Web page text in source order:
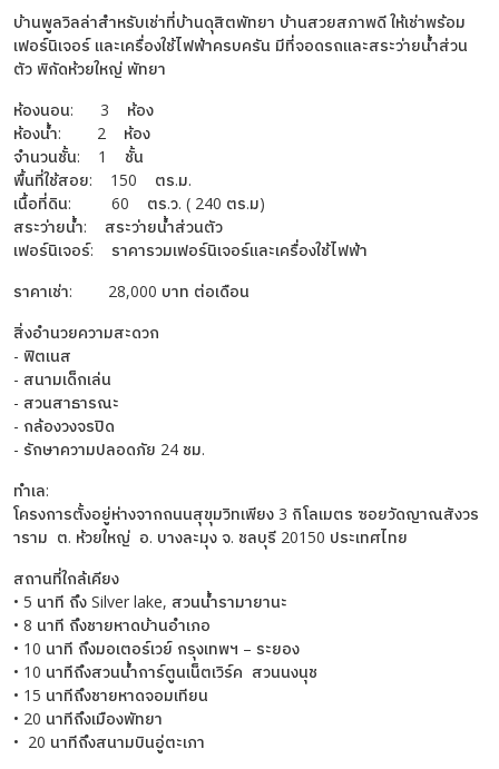
บ้านพูลวิลล่าสำหรับเช่าที่บ้านดุสิตพัทยา บ้านสวยสภาพดี ให้เช่าพร้อม
เฟอร์นิเจอร์ และเครื่องใช้ไฟฟ้าครบครัน มีที่จอดรถและสระว่ายน้ำส่วน
ตัว พิกัดห้วยใหญ่ พัทยา
ห้องนอน: 3 ห้อง
ห้องน้ำ: 2 ห้อง
จำนวนชั้น: 1 ชั้น
พื้นที่ใช้สอย: 150 ตร.ม.
เนื้อที่ดิน: 60 ตร.ว. ( 240 ตร.ม)
สระว่ายน้ำ: สระว่ายน้ำส่วนตัว
เฟอร์นิเจอร์: ราคารวมเฟอร์นิเจอร์และเครื่องใช้ไฟฟ้า
ราคาเช่า: 28,000 บาท ต่อเดือน
สิ่งอำนวยความสะดวก
- ฟิตเนส
- สนามเด็กเล่น
- สวนสาธารณะ
- กล้องวงจรปิด
- รักษาความปลอดภัย 24 ชม.
ทำเล:
โครงการตั้งอยู่ห่างจากถนนสุขุมวิทเพียง 3 กิโลเมตร ซอยวัดญาณสังวร
าราม ต. ห้วยใหญ่ อ. บางละมุง จ. ชลบุรี 20150 ประเทศไทย
สถานที่ใกล้เคียง
• 5 นาที ถึง Silver lake, สวนน้ำรามายานะ
• 8 นาที ถึงชายหาดบ้านอำเภอ
• 10 นาที ถึงมอเตอร์เวย์ กรุงเทพฯ – ระยอง
• 10 นาทีถึงสวนน้ำการ์ตูนเน็ตเวิร์ค สวนนงนุช
• 15 นาทีถึงชายหาดจอมเทียน
• 20 นาทีถึงเมืองพัทยา
• 20 นาทีถึงสนามบินอู่ตะเภา